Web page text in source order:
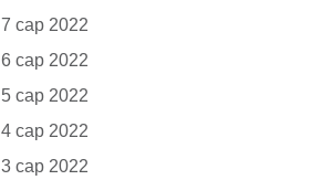
7 сар 2022
6 сар 2022
5 сар 2022
4 сар 2022
3 сар 2022